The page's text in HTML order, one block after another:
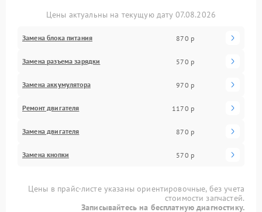
Цены актуальны на текущую дату 07.08.2026
Замена блока питания 870 р
Замена разъема зарядки 570 р
Замена аккумулятора 970 р
Ремонт двигателя 1170 р
Замена двигателя 870 р
Замена кнопки 570 р
Цены в прайс-листе указаны ориентировочные, без учета
стоимости запчастей.
Записывайтесь на бесплатную диагностику.